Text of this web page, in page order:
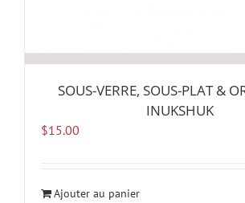
SOUS-VERRE, SOUS-PLAT &
INUKSHUK
$15.00
Ajouter au panier